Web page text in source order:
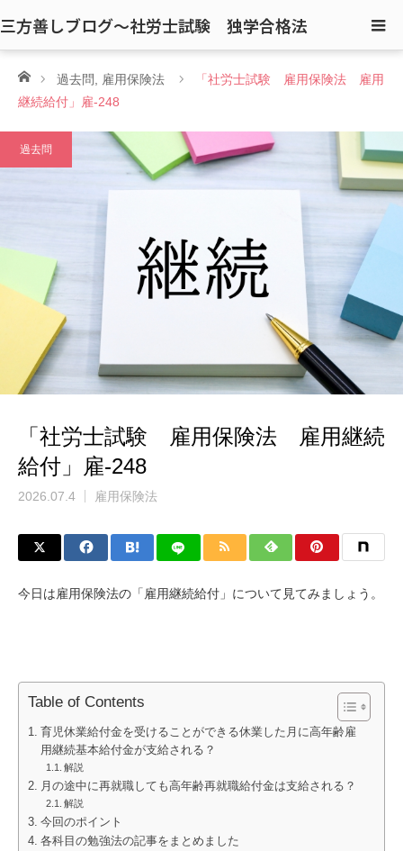
三方善しブログ〜社労士試験 独学合格法
ホーム過去問 雇用保険法
「社労士試験 雇用保険法 雇用
継続給付」雇-248
過去問
「社労士試験 雇用保険法 雇用継続
給付」雇-248
2026.07.4 雇用保険法
今日は雇用保険法の「雇用継続給付」について見てみましょう。
Table of Contents
育児休業給付金を受けることができる休業した月に高年齢雇
用継続基本給付金が支給される？
解説
月の途中に再就職しても高年齢再就職給付金は支給される？
解説
今回のポイント
各科目の勉強法の記事をまとめました